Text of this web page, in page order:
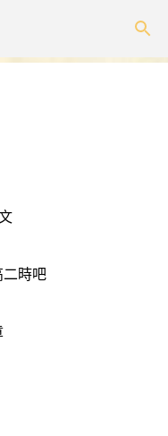
時吧